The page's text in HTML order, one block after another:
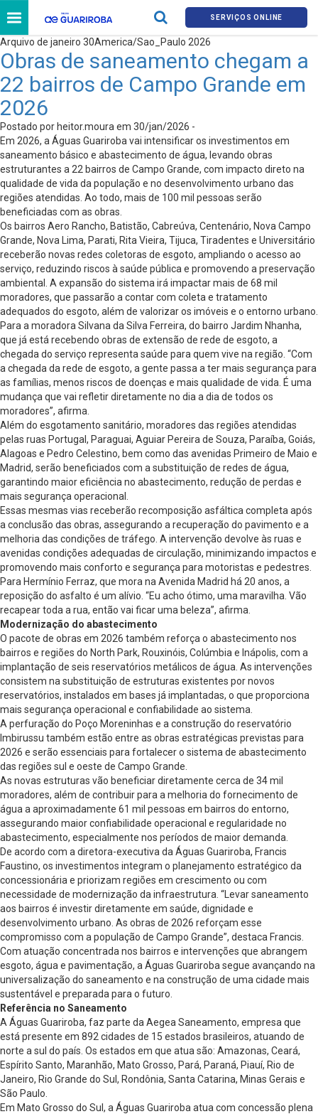
SERVIÇOS ONLINE
Arquivo de janeiro 30America/Sao_Paulo 2026
Obras de saneamento chegam a
22 bairros de Campo Grande em
2026
Postado por heitor.moura em 30/jan/2026 -
Em 2026, a Águas Guariroba vai intensificar os investimentos em
saneamento básico e abastecimento de água, levando obras
estruturantes a 22 bairros de Campo Grande, com impacto direto na
qualidade de vida da população e no desenvolvimento urbano das
regiões atendidas. Ao todo, mais de 100 mil pessoas serão
beneficiadas com as obras.
Os bairros Aero Rancho, Batistão, Cabreúva, Centenário, Nova Campo
Grande, Nova Lima, Parati, Rita Vieira, Tijuca, Tiradentes e Universitário
receberão novas redes coletoras de esgoto, ampliando o acesso ao
serviço, reduzindo riscos à saúde pública e promovendo a preservação
ambiental. A expansão do sistema irá impactar mais de 68 mil
moradores, que passarão a contar com coleta e tratamento
adequados do esgoto, além de valorizar os imóveis e o entorno urbano.
Para a moradora Silvana da Silva Ferreira, do bairro Jardim Nhanha,
que já está recebendo obras de extensão de rede de esgoto, a
chegada do serviço representa saúde para quem vive na região. “Com
a chegada da rede de esgoto, a gente passa a ter mais segurança para
as famílias, menos riscos de doenças e mais qualidade de vida. É uma
mudança que vai refletir diretamente no dia a dia de todos os
moradores”, afirma.
Além do esgotamento sanitário, moradores das regiões atendidas
pelas ruas Portugal, Paraguai, Aguiar Pereira de Souza, Paraíba, Goiás,
Alagoas e Pedro Celestino, bem como das avenidas Primeiro de Maio e
Madrid, serão beneficiados com a substituição de redes de água,
garantindo maior eficiência no abastecimento, redução de perdas e
mais segurança operacional.
Essas mesmas vias receberão recomposição asfáltica completa após
a conclusão das obras, assegurando a recuperação do pavimento e a
melhoria das condições de tráfego. A intervenção devolve às ruas e
avenidas condições adequadas de circulação, minimizando impactos e
promovendo mais conforto e segurança para motoristas e pedestres.
Para Hermínio Ferraz, que mora na Avenida Madrid há 20 anos, a
reposição do asfalto é um alívio. “Eu acho ótimo, uma maravilha. Vão
recapear toda a rua, então vai ficar uma beleza”, afirma.
Modernização do abastecimento
O pacote de obras em 2026 também reforça o abastecimento nos
bairros e regiões do North Park, Rouxinóis, Colúmbia e Inápolis, com a
implantação de seis reservatórios metálicos de água. As intervenções
consistem na substituição de estruturas existentes por novos
reservatórios, instalados em bases já implantadas, o que proporciona
mais segurança operacional e confiabilidade ao sistema.
A perfuração do Poço Moreninhas e a construção do reservatório
Imbirussu também estão entre as obras estratégicas previstas para
2026 e serão essenciais para fortalecer o sistema de abastecimento
das regiões sul e oeste de Campo Grande.
As novas estruturas vão beneficiar diretamente cerca de 34 mil
moradores, além de contribuir para a melhoria do fornecimento de
água a aproximadamente 61 mil pessoas em bairros do entorno,
assegurando maior confiabilidade operacional e regularidade no
abastecimento, especialmente nos períodos de maior demanda.
De acordo com a diretora-executiva da Águas Guariroba, Francis
Faustino, os investimentos integram o planejamento estratégico da
concessionária e priorizam regiões em crescimento ou com
necessidade de modernização da infraestrutura. “Levar saneamento
aos bairros é investir diretamente em saúde, dignidade e
desenvolvimento urbano. As obras de 2026 reforçam esse
compromisso com a população de Campo Grande”, destaca Francis.
Com atuação concentrada nos bairros e intervenções que abrangem
esgoto, água e pavimentação, a Águas Guariroba segue avançando na
universalização do saneamento e na construção de uma cidade mais
sustentável e preparada para o futuro.
Referência no Saneamento
A Águas Guariroba, faz parte da Aegea Saneamento, empresa que
está presente em 892 cidades de 15 estados brasileiros, atuando de
norte a sul do país. Os estados em que atua são: Amazonas, Ceará,
Espírito Santo, Maranhão, Mato Grosso, Pará, Paraná, Piauí, Rio de
Janeiro, Rio Grande do Sul, Rondônia, Santa Catarina, Minas Gerais e
São Paulo.
Em Mato Grosso do Sul, a Águas Guariroba atua com concessão plena